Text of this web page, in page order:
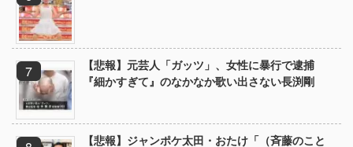
【悲報】元芸人「ガッツ」、女性に暴行で逮捕
『細かすぎて』のなかなか歌い出さない長渕剛
【悲報】ジャンポケ太田・おたけ「（斉藤のこと